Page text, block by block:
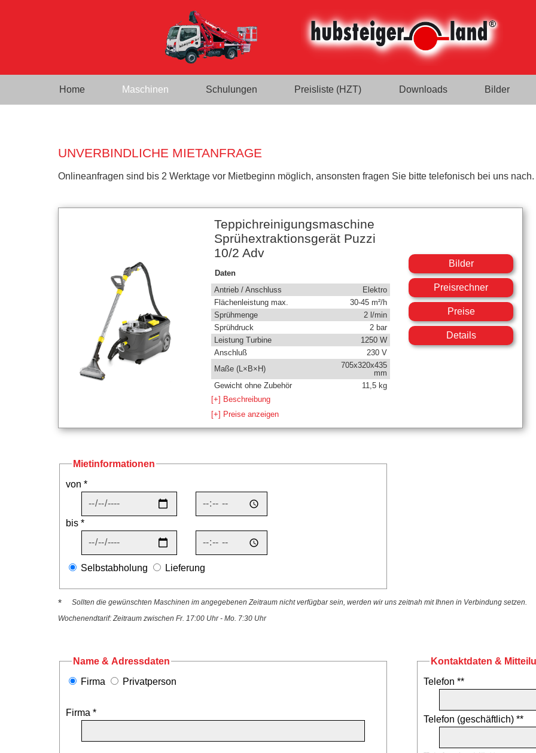
Home Maschinen Schulungen Preisliste (HZT) Downloads Bilder
UNVERBINDLICHE MIETANFRAGE
Onlineanfragen sind bis 2 Werktage vor Mietbeginn möglich, ansonsten fragen Sie bitte telefonisch bei uns nach.
Teppichreinigungsmaschine
Sprühextraktionsgerät Puzzi
10/2 Adv
Daten
Antrieb / Anschluss
Elektro
Flächenleistung max.
30-45 m²/h
Sprühmenge
2 l/min
Sprühdruck
2 bar
Leistung Turbine
1250 W
Anschluß
230 V
Maße (L×B×H)
705x320x435
mm
Gewicht ohne Zubehör
11,5 kg
[+] Beschreibung
[+] Preise anzeigen
Bilder
Preisrechner
Preise
Details
Mietinformationen
von *
bis *
Selbstabholung Lieferung
*
Sollten die gewünschten Maschinen im angegebenen Zeitraum nicht verfügbar sein, werden wir uns zeitnah mit Ihnen in Verbindung setzen.
Wochenendtarif: Zeitraum zwischen Fr. 17:00 Uhr - Mo. 7:30 Uhr
Name & Adressdaten
Firma
Privatperson
Firma *
Kontaktdaten &
Telefon **
Telefon (geschäftlich) **